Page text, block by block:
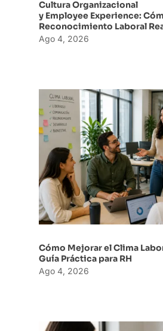
Cultura Organizacional
y Employee Experience:
Reconocimiento Laboral
Ago 4, 2026
Cómo Mejorar el Clima
Guía Práctica para RH
Ago 4, 2026